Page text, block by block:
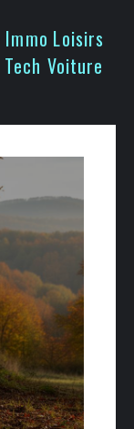
Immo Loisirs
Tech Voiture